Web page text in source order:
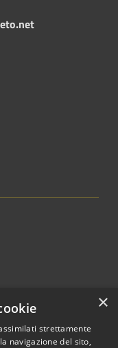
×
strettamente
navigazione del sito,